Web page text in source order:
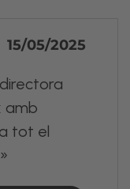
15/05/2025
amb
tot el